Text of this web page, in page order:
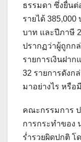
ธรรมดา ซึ่งยื่น
รายได้ 385,000
บาท และปีภาษี
ปรากฏว่าผู้ถูกก
รายการเงินฝาก
32 รายการดังก
มาอย่างไร หรือ
คณะกรรมการ
การกระทำของ
ร่ำรวยผิดปกติ